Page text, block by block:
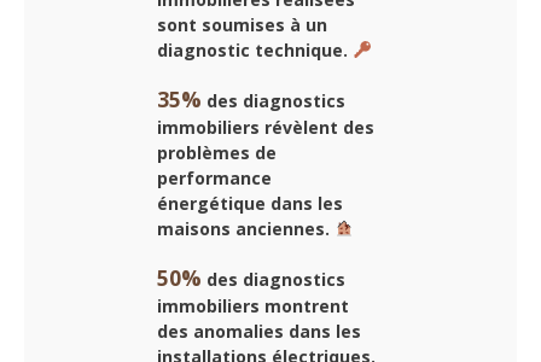
sont soumises à un
diagnostic technique.
35% des diagnostics
immobiliers révèlent des
problèmes de
performance
énergétique dans les
maisons anciennes.
50% des diagnostics
immobiliers montrent
des anomalies dans les
installations électriques.